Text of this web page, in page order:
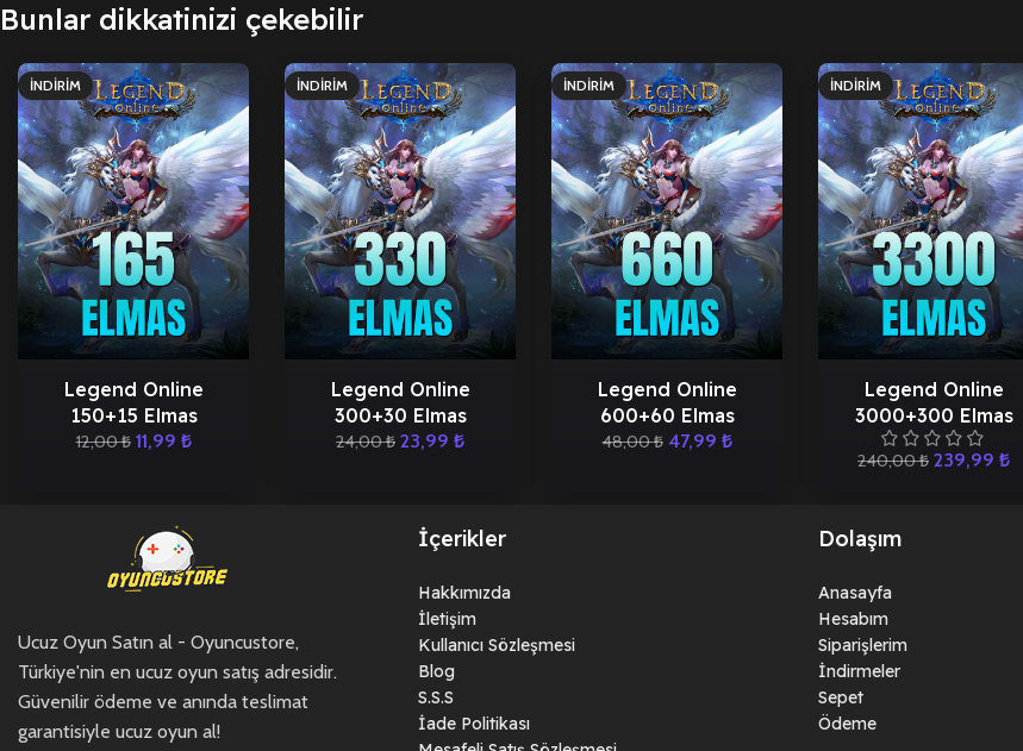
Bunlar dikkatinizi çekebilir
İNDIRIM
Legend Online
150+15 Elmas
12,00₺ 11,99 ₺
İNDIRIM
Legend Online
300+30 Elmas
24,00₺ 23,99 ₺
İNDIRIM
Legend Online
600+60 Elmas
48,00₺ 47,99 ₺
İNDIRIM
Legend Online
3000+300 Elmas
240,00₺ 239,99 ₺
Ucuz Oyun Satın al - Oyuncustore,
Türkiye'nin en ucuz oyun satış adresidir.
Güvenilir ödeme ve anında teslimat
garantisiyle ucuz oyun al!
İçerikler
Hakkımızda
İletişim
Kullanıcı Sözleşmesi
Blog
S.S.S
İade Politikası
Dolaşım
Anasayfa
Hesabım
Siparişlerim
İndirmeler
Sepet
Ödeme